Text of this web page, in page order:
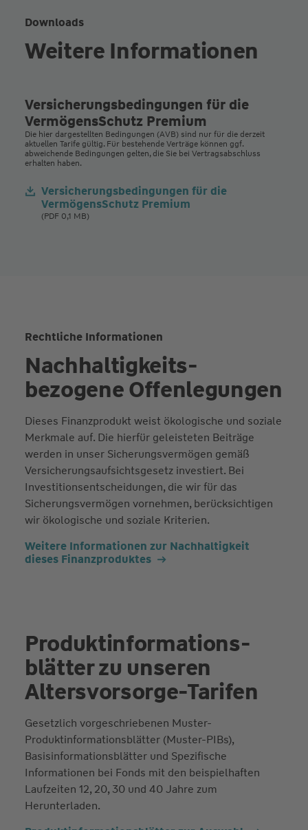
Downloads
Weitere Informationen
Versicherungsbedingungen für die
VermögensSchutz Premium
Die hier dargestellten Bedingungen (AVB) sind nur für die derzeit
aktuellen Tarife gültig. Für bestehende Verträge können ggf.
abweichende Bedingungen gelten, die Sie bei Vertragsabschluss
erhalten haben.
Versicherungsbedingungen für die
VermögensSchutz Premium
(PDF 0,1 MB)
Rechtliche Informationen
Nachhaltigkeits­
bezogene Offenlegungen
Dieses Finanzprodukt weist ökologische und soziale
Merkmale auf. Die hierfür geleisteten Beiträge
werden in unser Sicherungsvermögen gemäß
Versicherungsaufsichtsgesetz investiert. Bei
Investitionsentscheidungen, die wir für das
Sicherungsvermögen vornehmen, berücksichtigen
wir ökologische und soziale Kriterien.
Weitere Informationen zur Nachhaltigkeit
dieses Finanzproduktes
Produkt­informations­
blätter zu unseren
Altersvorsorge-Tarifen
Gesetzlich vorgeschriebenen Muster-
Produktinformationsblätter (Muster-PIBs),
Basisinformationsblätter und Spezifische
Informationen bei Fonds mit den beispielhaften
Laufzeiten 12, 20, 30 und 40 Jahre zum
Herunterladen.